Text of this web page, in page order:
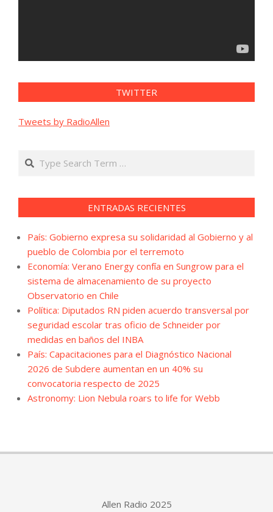
TWITTER
Tweets by RadioAllen
Search
ENTRADAS RECIENTES
País: Gobierno expresa su solidaridad al Gobierno y al
pueblo de Colombia por el terremoto
Economía: Verano Energy confía en Sungrow para el
sistema de almacenamiento de su proyecto
Observatorio en Chile
Política: Diputados RN piden acuerdo transversal por
seguridad escolar tras oficio de Schneider por
medidas en baños del INBA
País: Capacitaciones para el Diagnóstico Nacional
2026 de Subdere aumentan en un 40% su
convocatoria respecto de 2025
Astronomy: Lion Nebula roars to life for Webb
Allen Radio 2025